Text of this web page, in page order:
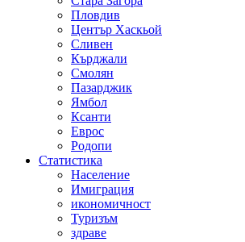
Пловдив
Център Хаскьой
Сливен
Кърджали
Смолян
Пазарджик
Ямбол
Ксанти
Еврос
Родопи
Статистика
Население
Имиграция
икономичност
Туризъм
здраве